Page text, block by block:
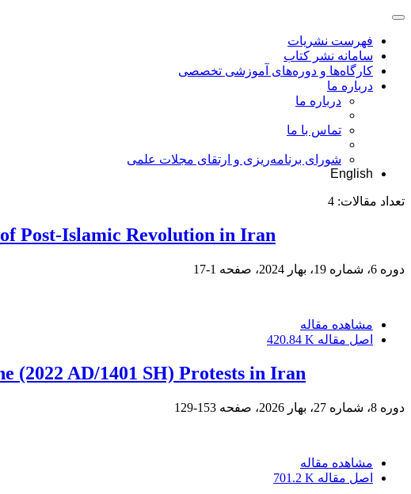
فهرست نشریات
سامانه نشر کتاب
کارگاه‌ها و دوره‌های آموزشی تخصصی
درباره ما
درباره ما
تماس با ما
شورای برنامه‌ریزی و ارتقای مجلات علمی
English
تعداد مقالات: 4
Post-Islamic Revolution in Iran
دوره 6، شماره 19، بهار 2024، صفحه 1-17
مشاهده مقاله
اصل مقاله 420.84 K
(2022 AD/1401 SH) Protests in Iran
دوره 8، شماره 27، بهار 2026، صفحه 153-129
مشاهده مقاله
اصل مقاله 701.2 K